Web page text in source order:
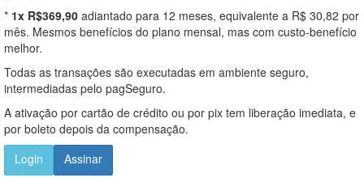
* 1x R$369,90 adiantado para 12 meses, equivalente a R$ 30,82 por
mês. Mesmos benefícios do plano mensal, mas com custo-benefício
melhor.
Todas as transações são executadas em ambiente seguro,
intermediadas pelo pagSeguro.
A ativação por cartão de crédito ou por pix tem liberação imediata, e
por boleto depois da compensação.
Login
Assinar